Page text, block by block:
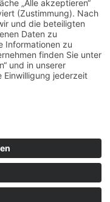
Offenburg – Alle Rechte
MwSt. und zzgl.